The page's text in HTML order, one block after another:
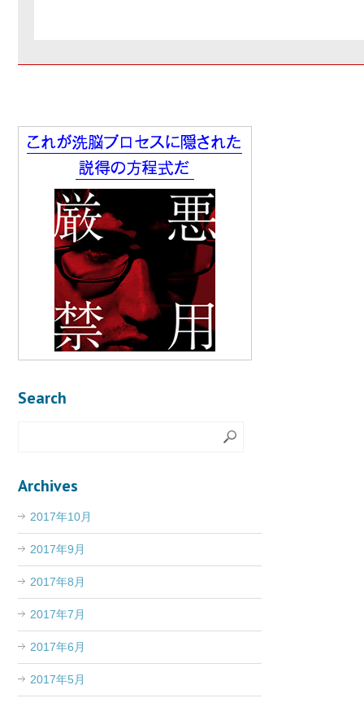
Search
Archives
2017年10月
2017年9月
2017年8月
2017年7月
2017年6月
2017年5月